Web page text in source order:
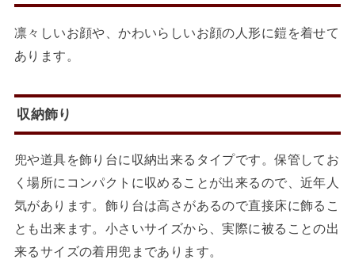
凛々しいお顔や、かわいらしいお顔の人形に鎧を着せて
あります。
収納飾り
兜や道具を飾り台に収納出来るタイプです。保管してお
く場所にコンパクトに収めることが出来るので、近年人
気があります。飾り台は高さがあるので直接床に飾るこ
とも出来ます。小さいサイズから、実際に被ることの出
来るサイズの着用兜まであります。